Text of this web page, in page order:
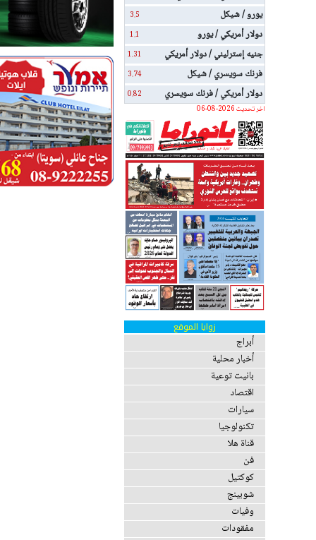
يورو / شيكل 3.5
دولار أمريكي / يورو 1.1
جنيه إسترليني / دولار أمريكي 1.31
فرنك سويسري / شيكل 3.74
دولار أمريكي / فرنك سويسري
0.82
اخر تحديث 2026-08-06
زوايا الموقع
أبراج
أخبار محلية
بانيت توعية
اقتصاد
سيارات
تكنولوجيا
قناة هلا
فن
كوكتيل
شوبينج
وفيات
مفقودات